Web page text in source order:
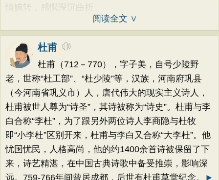
情婉转，感慨深沉曲折
阅读全文 ∨
杜甫
杜甫（712－770），字子美，自号少陵野
老，世称“杜工部”、“杜少陵”等，汉族，河南府巩县
（今河南省巩义市）人，唐代伟大的现实主义诗人，
杜甫被世人尊为“诗圣”，其诗被称为“诗史”。杜甫与李
白合称“李杜”，为了跟另外两位诗人李商隐与杜牧
即“小李杜”区别开来，杜甫与李白又合称“大李杜”。他
忧国忧民，人格高尚，他的约1400余首诗被保留了下
来，诗艺精湛，在中国古典诗歌中备受推崇，影响深
远。759-766年间曾居成都，后世有杜甫草堂纪念。
►